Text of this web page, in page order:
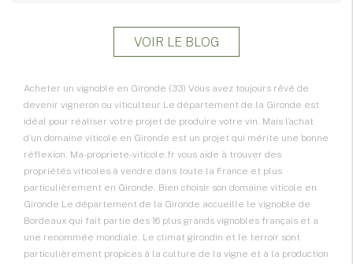
VOIR LE BLOG
Acheter un vignoble en Gironde (33) Vous avez toujours rêvé de
devenir vigneron ou viticulteur Le département de la Gironde est
idéal pour réaliser votre projet de produire votre vin. Mais l’achat
d’un domaine viticole en Gironde est un projet qui mérite une bonne
réflexion. Ma-propriete-viticole.fr vous aide à trouver des
propriétés viticoles à vendre dans toute la France et plus
particulièrement en Gironde. Bien choisir son domaine viticole en
Gironde Le département de la Gironde accueille le vignoble de
Bordeaux qui fait partie des 16 plus grands vignobles français et a
une renommée mondiale. Le climat girondin et le terroir sont
particulièrement propices à la culture de la vigne et à la production